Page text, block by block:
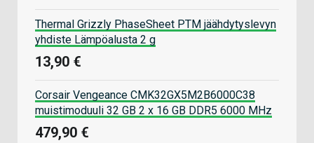
Thermal Grizzly PhaseSheet PTM jäähdytyslevyn
yhdiste Lämpöalusta 2 g
13,90 €
Corsair Vengeance CMK32GX5M2B6000C38
muistimoduuli 32 GB 2 x 16 GB DDR5 6000 MHz
479,90 €